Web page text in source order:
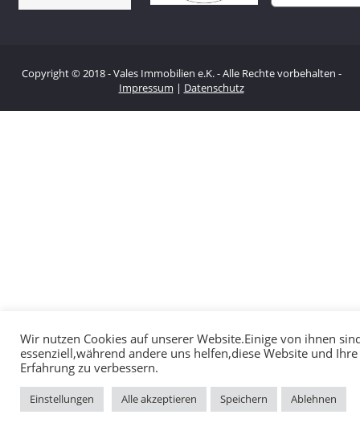
Copyright © 2018 - Vales Immobilien e.K. - Alle Rechte vorbehalten -
Impressum | Datenschutz
Wir nutzen Cookies auf unserer Website.Einige von ihnen
essenziell,während andere uns helfen,diese Website und Ihre
Erfahrung zu verbessern.
Einstellungen Alle akzeptieren Speichern Ablehnen